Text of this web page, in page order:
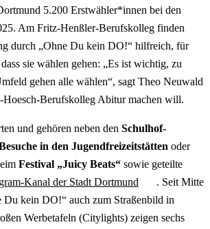
5.200 Erstwähler*innen bei den
Am Fritz-Henßler-Berufskolleg finden
durch „Ohne Du kein DO!“ hilfreich, für
sie wählen gehen: „Es ist wichtig, zu
gehen alle wählen“, sagt Theo Neuwald
Hoesch-Berufskolleg Abitur machen will.
und gehören neben den Schulhof-
in den Jugendfreizeitstätten oder
Festival „Juicy Beats“ sowie geteilte
Kanal der Stadt Dortmund
. Seit Mitte
Du kein DO!“ auch zum Straßenbild in
Werbetafeln (Citylights) zeigen sechs